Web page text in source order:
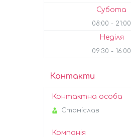
Субота
08:00 21:00
Неділя
09:30 16:00
Контакти
Станіслав